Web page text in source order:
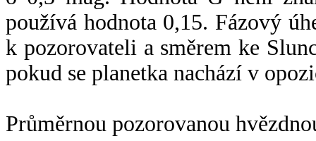
používá hodnota 0,15. Fázový
k pozorovateli a směrem ke
pokud se planetka nachází v
Průměrnou pozorovanou